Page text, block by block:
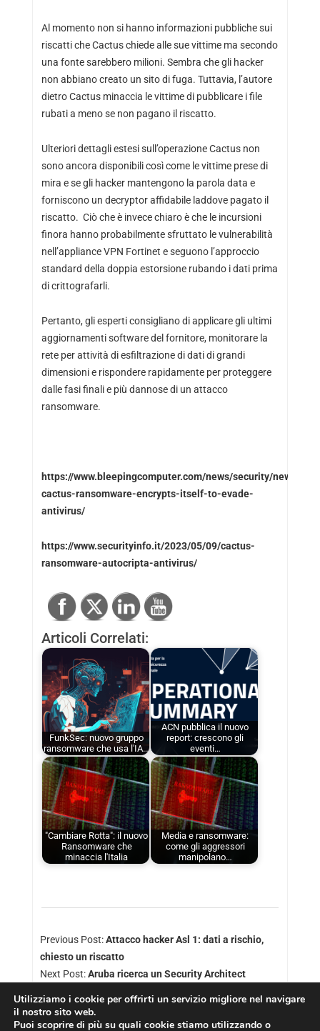
Al momento non si hanno informazioni pubbliche sui
riscatti che Cactus chiede alle sue vittime ma secondo
una fonte sarebbero milioni. Sembra che gli hacker
non abbiano creato un sito di fuga. Tuttavia, l’autore
dietro Cactus minaccia le vittime di pubblicare i file
rubati a meno se non pagano il riscatto.
Ulteriori dettagli estesi sull’operazione Cactus non
sono ancora disponibili così come le vittime prese di
mira e se gli hacker mantengono la parola data e
forniscono un decryptor affidabile laddove pagato il
riscatto. Ciò che è invece chiaro è che le incursioni
finora hanno probabilmente sfruttato le vulnerabilità
nell’appliance VPN Fortinet e seguono l’approccio
standard della doppia estorsione rubando i dati prima
di crittografarli.
Pertanto, gli esperti consigliano di applicare gli ultimi
aggiornamenti software del fornitore, monitorare la
rete per attività di esfiltrazione di dati di grandi
dimensioni e rispondere rapidamente per proteggere
dalle fasi finali e più dannose di un attacco
ransomware.
https://www.bleepingcomputer.com/news/security/new-
cactus-ransomware-encrypts-itself-to-evade-
antivirus/
https://www.securityinfo.it/2023/05/09/cactus-
ransomware-autocripta-antivirus/
Articoli Correlati:
FunkSec: nuovo gruppo
ransomware che usa l'IA…
ACN pubblica il nuovo
report: crescono gli
eventi…
"Cambiare Rotta": il nuovo
Ransomware che
minaccia l'Italia
Media e ransomware:
come gli aggressori
manipolano…
Previous Post:Attacco hacker Asl 1: dati a rischio,
chiesto un riscatto
Next Post:Aruba ricerca un Security Architect
Utilizziamo i cookie per offrirti un servizio migliore nel navigare
il nostro sito web.
Puoi scoprire di più su quali cookie stiamo utilizzando o